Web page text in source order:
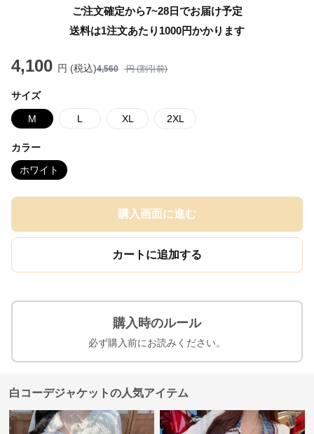
ご注文確定から7~28日でお届け予定
送料は1注文あたり 1000円かかります
4,100 円 (税込)4,560 円 (割引前)
サイズ
M L XL 2XL
カラー
ホワイト
購入画面に進む
カートに追加する
購入時のルール
必ず購入前にお読みください。
白コーデジャケットの人気アイテム